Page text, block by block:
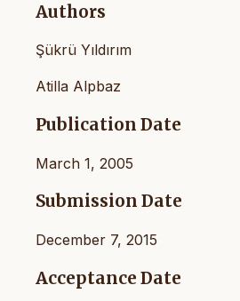
Authors
Şükrü Yıldırım
Atilla Alpbaz
Publication Date
March 1, 2005
Submission Date
December 7, 2015
Acceptance Date